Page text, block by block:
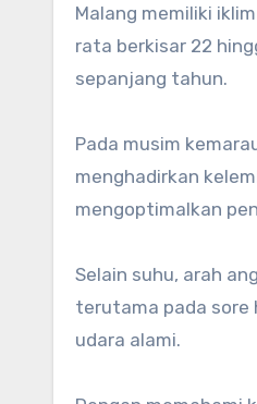
Malang memiliki
rata berkisar 22
sepanjang tahun.
Pada musim
menghadirkan
mengoptimalkan
Selain suhu, arah
terutama pada sore
udara alami.